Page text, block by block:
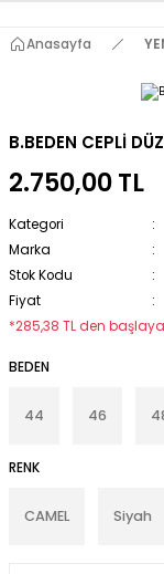
Anasayfa
B.BEDEN CEPLİ
2.750,00 TL
Kategori
Marka
Stok Kodu
Fiyat
*285,38 TL den
BEDEN
44 46
RENK
CAMEL Siyah